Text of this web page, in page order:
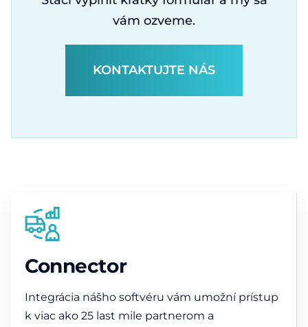
vám ozveme.
KONTAKTUJTE NÁS
Connector
Integrácia nášho softvéru vám umožní prístup
k viac ako 25 last mile partnerom a